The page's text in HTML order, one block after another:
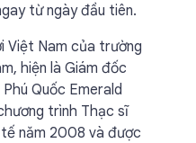
từ ngày đầu tiên.
Việt Nam của trường
hiện là Giám đốc
Quốc Emerald
trình Thạc sĩ
năm 2008 và được